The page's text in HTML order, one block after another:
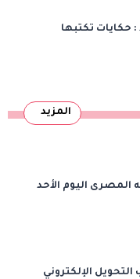
تكتبها
المزيد
المصرى اليوم الأحد
الإلكتروني